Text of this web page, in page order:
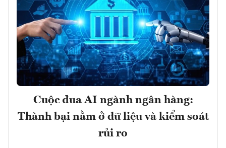
Cuộc đua AI ngành ngân hàng:
Thành bại nằm ở dữ liệu và kiểm soát
rủi ro